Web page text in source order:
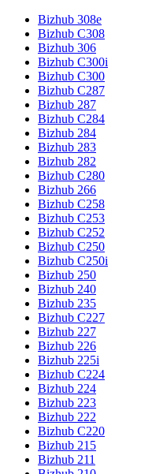
Bizhub 308e
Bizhub C308
Bizhub 306
Bizhub C300i
Bizhub C300
Bizhub C287
Bizhub 287
Bizhub C284
Bizhub 284
Bizhub 283
Bizhub 282
Bizhub C280
Bizhub 266
Bizhub C258
Bizhub C253
Bizhub C252
Bizhub C250
Bizhub C250i
Bizhub 250
Bizhub 240
Bizhub 235
Bizhub C227
Bizhub 227
Bizhub 226
Bizhub 225i
Bizhub C224
Bizhub 224
Bizhub 223
Bizhub 222
Bizhub C220
Bizhub 215
Bizhub 211